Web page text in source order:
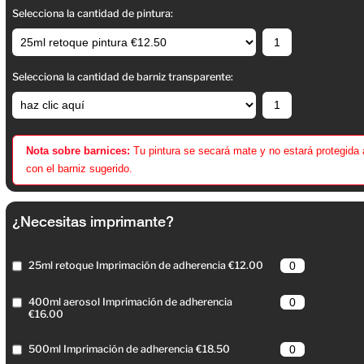
Selecciona la cantidad de pintura:
Selecciona la cantidad de barniz transparente:
Nota sobre barnices: Tu pintura se secará mate y no estará
con el barniz sugerido.
¿Necesitas imprimante?
25ml retoque Imprimación de adherencia €12.00
400ml aerosol Imprimación de adherencia
€16.00
500ml Imprimación de adherencia €18.50